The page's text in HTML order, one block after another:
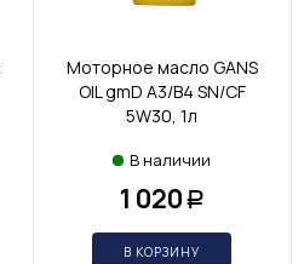
Моторное масло GANS
OIL gmD A3/B4 SN/CF
5W30, 1л
В наличии
1 020 Р
В КОРЗИНУ